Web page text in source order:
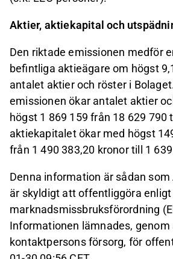
Aktier, aktiekapital och
Den riktade emissionen medför
befintliga aktieägare om högst
antalet aktier och röster i
emissionen ökar antalet aktier
högst 1 869 159 från 18 629 790
aktiekapitalet ökar med högst
från 1 490 383,20 kronor till 1
Denna information är sådan som
är skyldigt att offentliggöra enligt
marknadsmissbruksförordning
Informationen lämnades, genom
kontaktpersons försorg, för